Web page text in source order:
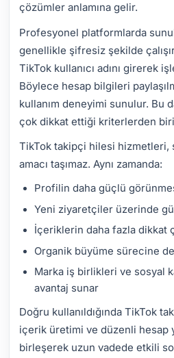
çözümler anlamına gelir.
Profesyonel platformlarda
genellikle şifresiz şekilde
TikTok kullanıcı adını girerek
Böylece hesap bilgileri
kullanım deneyimi sunulur. Bu
çok dikkat ettiği kriterlerden
TikTok takipçi hilesi hizmetleri,
amacı taşımaz. Aynı zamanda:
Profilin daha güçlü
Yeni ziyaretçiler üzerinde
İçeriklerin daha fazla dikkat
Organik büyüme sürecine
Marka iş birlikleri ve sosyal
avantaj sunar
Doğru kullanıldığında TikTok
içerik üretimi ve düzenli hesap
birleşerek uzun vadede etkili